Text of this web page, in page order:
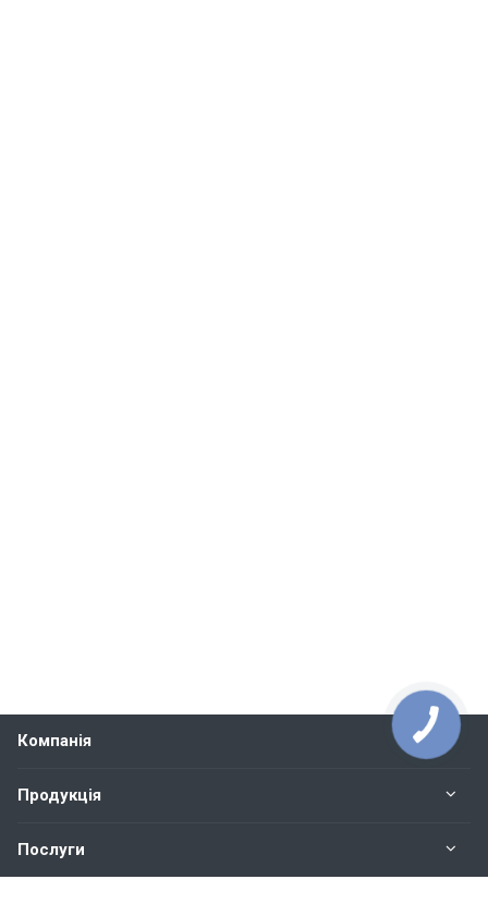
Компанія
Продукція
Послуги